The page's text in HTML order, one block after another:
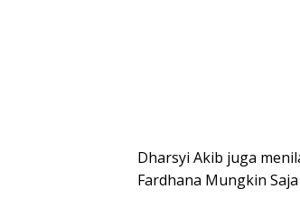
Dharsyi Akib juga
Fardhana Mungkin